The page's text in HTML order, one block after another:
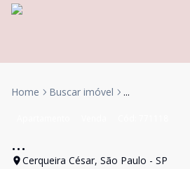
Home Buscar imóvel ...
...
Cerqueira César, São Paulo - SP